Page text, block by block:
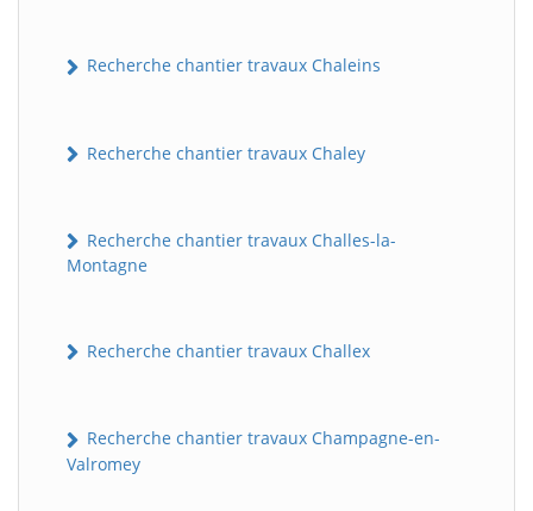
Recherche chantier travaux Chaleins
Recherche chantier travaux Chaley
Recherche chantier travaux Challes-la-
Montagne
Recherche chantier travaux Challex
Recherche chantier travaux Champagne-en-
Valromey